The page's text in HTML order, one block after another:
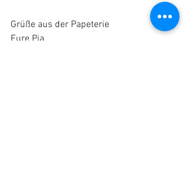
Grüße aus der Papeterie
Eure Pia